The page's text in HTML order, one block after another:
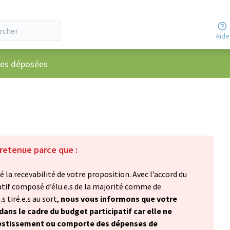
Aide
déposées
parce que :
la recevabilité de votre proposition. Avec l’accord du
composé d’élu.e.s de la majorité comme de
tiré.e.s au sort, nous vous informons que votre
le cadre du budget participatif car elle ne
ou comporte des dépenses de